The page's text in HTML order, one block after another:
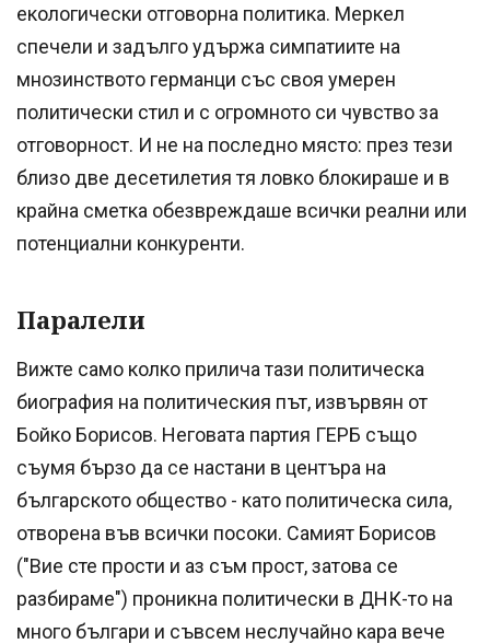
екологически отговорна политика. Меркел
спечели и задълго удържа симпатиите на
мнозинството германци със своя умерен
политически стил и с огромното си чувство за
отговорност. И не на последно място: през тези
близо две десетилетия тя ловко блокираше и в
крайна сметка обезвреждаше всички реални или
потенциални конкуренти.
Паралели
Вижте само колко прилича тази политическа
биография на политическия път, извървян от
Бойко Борисов. Неговата партия ГЕРБ също
съумя бързо да се настани в центъра на
българското общество - като политическа сила,
отворена във всички посоки. Самият Борисов
("Вие сте прости и аз съм прост, затова се
разбираме") проникна политически в ДНК-то на
много българи и съвсем неслучайно кара вече